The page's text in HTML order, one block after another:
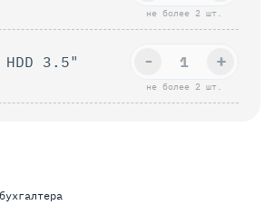
не более 2 шт.
HDD 3.5"
не более 2 шт.
+
-